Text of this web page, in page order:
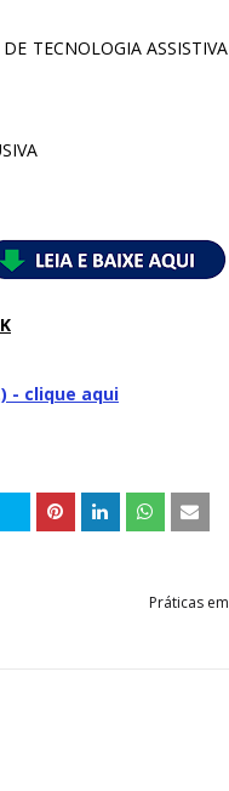
TECNOLOGIA
- clique aqui
Práticas